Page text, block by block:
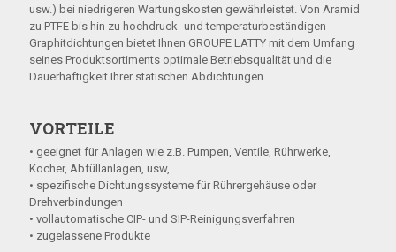
usw.) bei niedrigeren Wartungskosten gewährleistet. Von Aramid
zu PTFE bis hin zu hochdruck- und temperaturbeständigen
Graphitdichtungen bietet Ihnen GROUPE LATTY mit dem Umfang
seines Produktsortiments optimale Betriebsqualität und die
Dauerhaftigkeit Ihrer statischen Abdichtungen.
VORTEILE
• geeignet für Anlagen wie z.B. Pumpen, Ventile, Rührwerke,
Kocher, Abfüllanlagen, usw, …
• spezifische Dichtungssysteme für Rührergehäuse oder
Drehverbindungen
• vollautomatische CIP- und SIP-Reinigungsverfahren
• zugelassene Produkte